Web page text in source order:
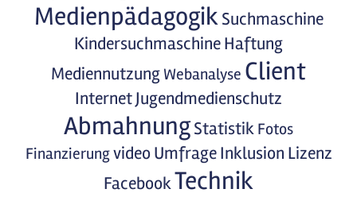
Medienpädagogik Suchmaschine
KindersuchmaschineHaftung
Mediennutzung Webanalyse Client
InternetJugendmedienschutz
AbmahnungStatistik Fotos
Finanzierungvideo Umfrage Inklusion Lizenz
FacebookTechnik